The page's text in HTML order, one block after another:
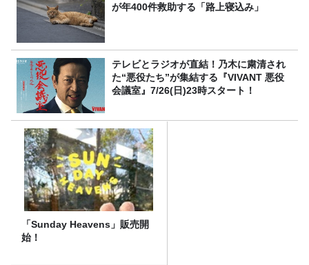
が年400件救助する「路上寝込み」
テレビとラジオが直結！乃木に粛清され
た“悪役たち”が集結する『VIVANT 悪役
会議室』7/26(日)23時スタート！
「Sunday Heavens」販売開
始！